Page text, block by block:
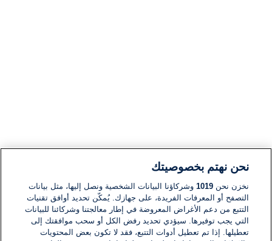
نحن نهتم بخصوصيتك
نخزن نحن1019 وشركاؤنا البيانات الشخصية ونصل إليها، مثل بيانات
التصفح أو المعرفات الفريدة، على جهازك. يُمكّن تحديد أوافق تقنيات
التتبع من دعم الأغراض المعروضة في إطار معالجتنا وشركائنا للبيانات
التي يجب توفيرها. سيؤدي تحديد رفض الكل أو سحب موافقتك إلى
تعطيلها. إذا تم تعطيل أدوات التتبع، فقد لا تكون بعض المحتويات